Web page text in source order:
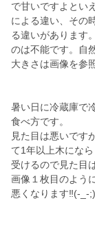
で甘いですよとい
による違い、その
る違いがあります
のは不能です。自
大きさは画像を参
暑い日に冷蔵庫で
食べ方です。
見た目は悪いです
て1年以上木にな
受けるので見た目
画像１枚目のよう
悪くなります‼️(-_-;)